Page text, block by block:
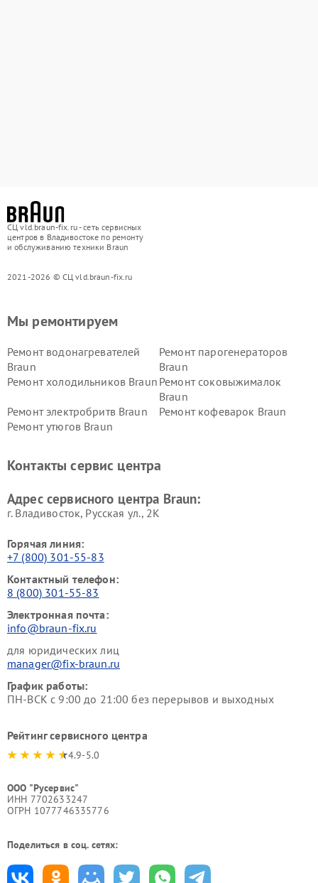
СЦ vld.braun-fix.ru - сеть сервисных
центров в Владивостоке по ремонту
и обслуживанию техники Braun
2021-2026 © СЦ vld.braun-fix.ru
Мы ремонтируем
Ремонт водонагревателей
Braun
Ремонт парогенераторов
Braun
Ремонт холодильников Braun Ремонт соковыжималок
Braun
Ремонт электробритв Braun
Ремонт кофеварок Braun
Ремонт утюгов Braun
Контакты сервис центра
Адрес сервисного центра Braun:
г. Владивосток, Русская ул., 2К
Горячая линия:
+7 (800) 301-55-83
Контактный телефон:
8 (800) 301-55-83
Электронная почта:
info@braun-fix.ru
для юридических лиц
manager@fix-braun.ru
График работы:
ПН-ВСК с 9:00 до 21:00 без перерывов и выходных
Рейтинг сервисного центра
4.9-5.0
ООО "Русервис"
ИНН 7702633247
ОГРН 1077746335776
Поделиться в соц. сетях: